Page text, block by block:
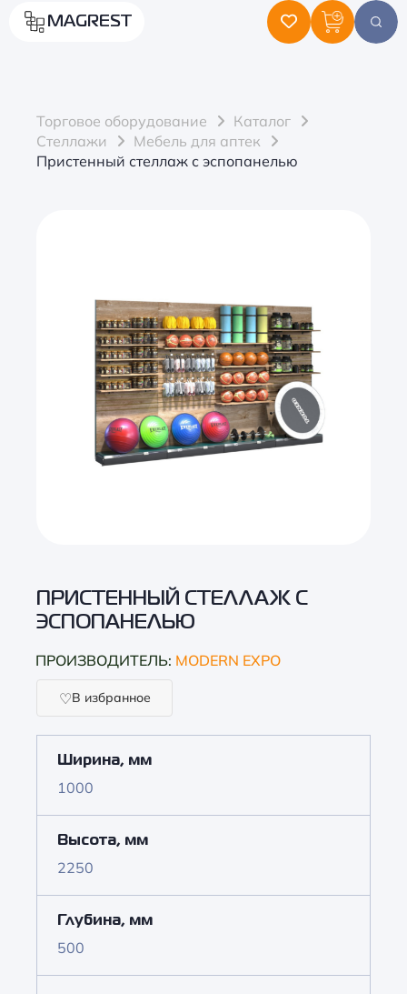
MAGREST
Торговое оборудование
Каталог
Стеллажи
Мебель для аптек
Пристенный стеллаж с эспопанелью
ПРИСТЕННЫЙ СТЕЛЛАЖ С
ЭСПОПАНЕЛЬЮ
ПРОИЗВОДИТЕЛЬ: MODERN EXPO
В избранное
Ширина, мм
1000
Высота, мм
2250
Глубина, мм
500